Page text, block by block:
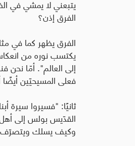
الفرق إذن؟
الفرق يظهر كما في
يكتسب نوره من
إلى العالم". أمّا نحن
فعلى المسيحيّين أيضًا
القدّيس بولس إلى
وكيف يسلك ويتصرّف